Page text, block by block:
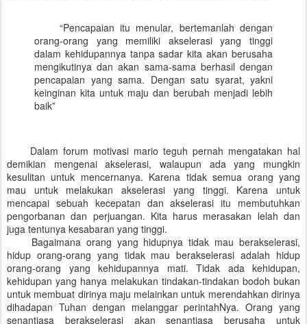
“Pencapaian itu menular, bertemanlah dengan
orang-orang yang memiliki akselerasi yang tinggi
dalam kehidupannya tanpa sadar kita akan berusaha
mengikutinya dan akan sama-sama berhasil dengan
pencapaian yang sama. Dengan satu syarat, yakni
keinginan kita untuk maju dan berubah menjadi lebih
baik”
Dalam forum motivasi mario teguh pernah mengatakan hal
demikian mengenai akselerasi, walaupun ada yang mungkin
kesulitan untuk mencernanya. Karena tidak semua orang yang
mau untuk melakukan akselerasi yang tinggi. Karena untuk
mencapai sebuah kecepatan dan akselerasi itu membutuhkan
pengorbanan dan perjuangan. Kita harus merasakan lelah dan
juga tentunya kesabaran yang tinggi.
Bagaimana orang yang hidupnya tidak mau berakselerasi,
hidup orang-orang yang tidak mau berakselerasi adalah hidup
orang-orang yang kehidupannya mati. Tidak ada kehidupan,
kehidupan yang hanya melakukan tindakan-tindakan bodoh bukan
untuk membuat dirinya maju melainkan untuk merendahkan dirinya
dihadapan Tuhan dengan melanggar perintahNya. Orang yang
senantiasa berakselerasi akan senantiasa berusaha untuk